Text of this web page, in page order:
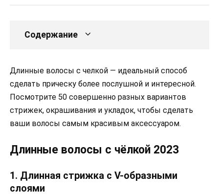
Содержание
Длинные волосы с челкой — идеальный способ
сделать прическу более послушной и интересной.
Посмотрите 50 совершенно разных вариантов
стрижек, окрашивания и укладок, чтобы сделать
ваши волосы самым красивым аксессуаром.
Длинные волосы с чёлкой 2023
1. Длинная стрижка с V-образными
слоями